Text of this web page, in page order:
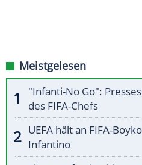
Meistgelesen
"Infanti-No Go":
des FIFA-Chefs
UEFA hält an FIFA-
Infantino